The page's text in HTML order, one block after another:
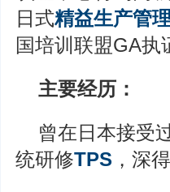
日式精益生产管理
国培训联盟GA执
主要经历：
曾在日本接受
统研修TPS ，深